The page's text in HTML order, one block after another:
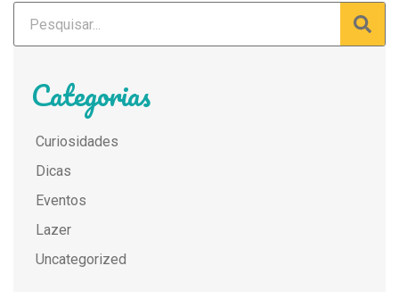
Categorias
Curiosidades
Dicas
Eventos
Lazer
Uncategorized